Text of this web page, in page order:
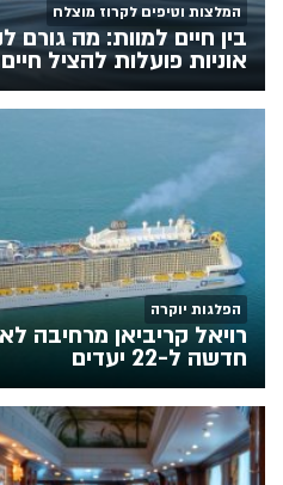
המלצות וטיפים לקרוז מוצלח
בין חיים למוות: מה גורם
אוניות פועלות להציל
הפלגות יוקרה
רויאל קריביאן מרחיבה
חדשה ל-22 יעדים